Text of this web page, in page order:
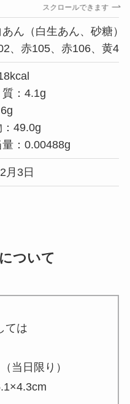
スクロールできます
ん（白生あん、砂糖
、赤105、赤106、黄4
：4.1g
49.0g
：0.00488g
月3日
ついて
ては
当日限り）